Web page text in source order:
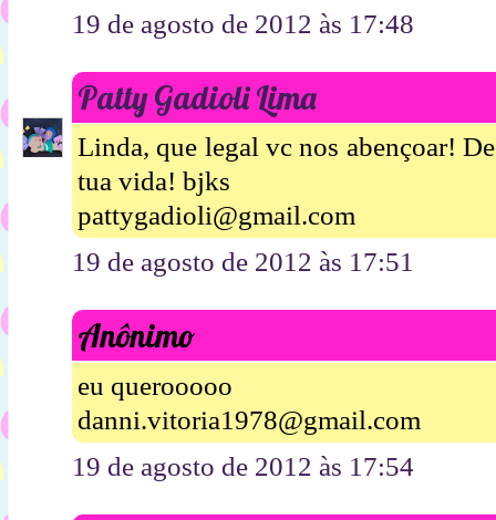
19 de agosto de 2012 às 17:48
Patty Gadioli Lima
Linda, que legal vc nos abençoar!
tua vida! bjks
pattygadioli@gmail.com
19 de agosto de 2012 às 17:51
Anônimo
eu querooooo
danni.vitoria1978@gmail.com
19 de agosto de 2012 às 17:54